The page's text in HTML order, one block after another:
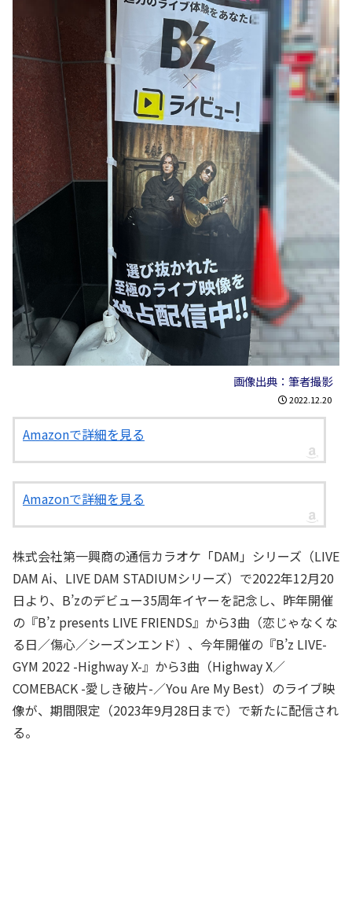
画像出典：筆者撮影
2022.12.20
Amazonで詳細を見る
Amazonで詳細を見る
株式会社第一興商の通信カラオケ「DAM」シリーズ（LIVE
DAM Ai、LIVE DAM STADIUMシリーズ）で2022年12月20
日より、B’zのデビュー35周年イヤーを記念し、昨年開催
の『B’z presents LIVE FRIENDS』から3曲（恋じゃなくな
る日／傷心／シーズンエンド）、今年開催の『B’z LIVE-
GYM 2022 -Highway X-』から3曲（Highway X／
COMEBACK -愛しき破片-／You Are My Best）のライブ映
像が、期間限定（2023年9月28日まで）で新たに配信され
る。